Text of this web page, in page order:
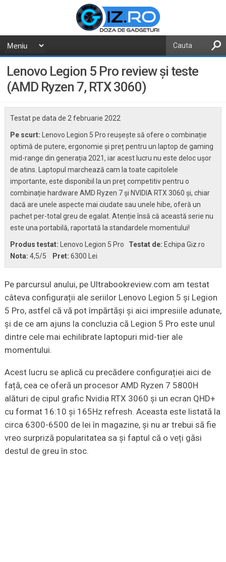
Lenovo Legion 5 Pro review și teste
(AMD Ryzen 7, RTX 3060)
Testat pe data de 2 februarie 2022
Pe scurt:
Lenovo Legion 5 Pro reușește să ofere o combinație
optimă de putere, ergonomie și preț pentru un laptop de gaming
mid-range din generația 2021, iar acest lucru nu este deloc ușor
de atins. Laptopul marchează cam la toate capitolele
importante, este disponibil la un preț competitiv pentru o
combinație hardware AMD Ryzen 7 și NVIDIA RTX 3060 și, chiar
dacă are unele aspecte mai ciudate sau unele hibe, oferă un
pachet per-total greu de egalat. Atenție însă că această serie nu
este una portabilă, raportată la standardele momentului!
Produs testat: Lenovo Legion 5 Pro Testat de: Echipa Giz.ro
Nota: 4,5/5 Pret: 6300 Lei
Pe parcursul anului, pe Ultrabookreview.com am testat
câteva configurații ale seriilor Lenovo Legion 5 și Legion
5 Pro, astfel că vă pot împărtăși și aici impresiile adunate,
și de ce am ajuns la concluzia că Legion 5 Pro este unul
dintre cele mai echilibrate laptopuri mid-tier ale
momentului.
Acest lucru se aplică cu precădere configurației aici de
față, cea ce oferă un procesor AMD Ryzen 7 5800H
alături de cipul grafic Nvidia RTX 3060 și un ecran QHD+
cu format 16:10 și 165Hz refresh. Aceasta este listată la
circa 6300-6500 de lei în magazine, și nu ar trebui să fie
vreo surpriză popularitatea sa și faptul că o veți găsi
destul de greu în stoc.